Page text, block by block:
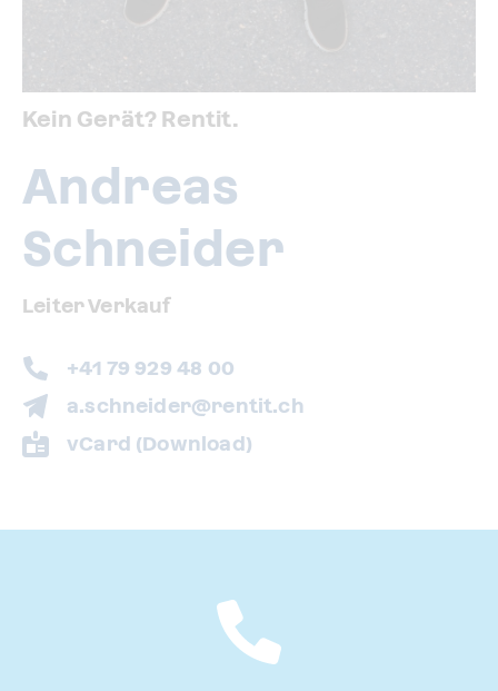
Kein Gerät? Rentit.
Andreas
Schneider
Leiter Verkauf
+41 79 929 48 00
a.schneider@rentit.ch
vCard (Download)